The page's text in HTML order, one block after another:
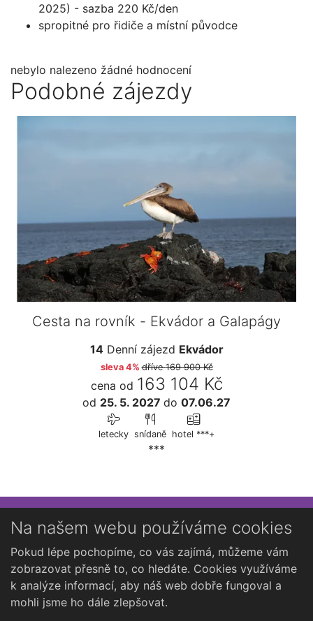
2025) - sazba 220 Kč/den
spropitné pro řidiče a místní původce
nebylo nalezeno žádné hodnocení
Podobné zájezdy
Cesta na rovník - Ekvádor a Galapágy
14Denní zájezd Ekvádor
sleva 4% dříve169 900 Kč
cena od 163 104 Kč
od 25. 5. 2027 do 07.06.27
letecky snídaně hotel ***+
***
Přihlaste se k newsletteru
Chcete dostávat občasné novinky o Kutné Hoře?
Na našem webu používáme cookies
Pokud lépe pochopíme, co vás zajímá, můžeme vám
zobrazovat přesně to, co hledáte. Cookies využíváme
k analýze informací, aby náš web dobře fungoval a
mohli jsme ho dále zlepšovat.